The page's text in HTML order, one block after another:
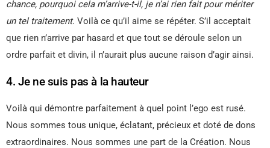
chance, pourquoi cela m’arrive-t-il, je n’ai rien fait pour mériter
un tel traitement. Voilà ce qu’il aime se répéter. S’il acceptait
que rien n’arrive par hasard et que tout se déroule selon un
ordre parfait et divin, il n’aurait plus aucune raison d’agir ainsi.
4. Je ne suis pas à la hauteur
Voilà qui démontre parfaitement à quel point l’ego est rusé.
Nous sommes tous unique, éclatant, précieux et doté de dons
extraordinaires. Nous sommes une part de la Création. Nous